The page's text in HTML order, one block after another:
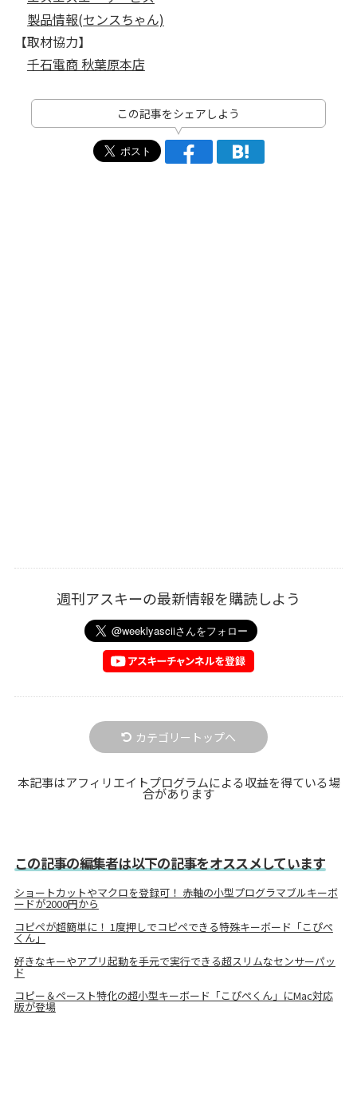
製品情報(センスちゃん)
【取材協力】
千石電商 秋葉原本店
この記事をシェアしよう
週刊アスキーの最新情報を購読しよう
カテゴリートップへ
本記事はアフィリエイトプログラムによる収益を得ている場
合があります
この記事の編集者は以下の記事をオススメしています
ショートカットやマクロを登録可！ 赤軸の小型プログラマブルキーボ
ードが2000円から
コピペが超簡単に！ 1度押しでコピペできる特殊キーボード「こぴぺ
くん」
好きなキーやアプリ起動を手元で実行できる超スリムなセンサーパッ
ド
コピー＆ペースト特化の超小型キーボード「こぴぺくん」にMac対応
版が登場